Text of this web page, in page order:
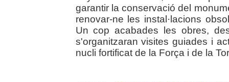
garantir la conservació del
renovar-ne les instal·lacions
Un cop acabades les obres,
s'organitzaran visites guiades i
nucli fortificat de la Força i de la